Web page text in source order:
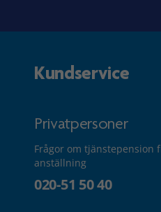
Kundservice
Privatpersoner
Frågor om tjänstepension
anställning
020-51 50 40